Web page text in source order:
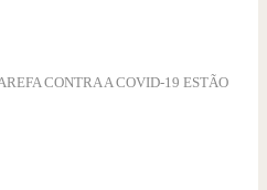
CONTRA A COVID-19 ESTÃO